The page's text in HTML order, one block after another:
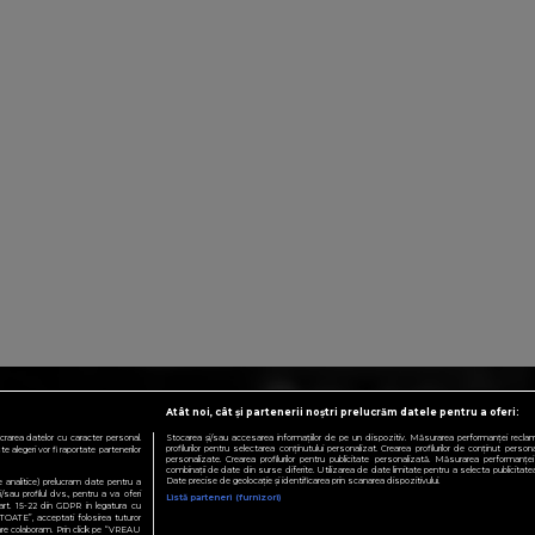
datelor cu caracter personal.
alegeri vor fi raportate partenerilor
prelucram date pentru a
profilul dvs., pentru a va oferi
15-22 din GDPR in legatura cu
TOATE”, acceptati folosirea tuturor
colaboram. Prin click pe “VREAU
Atât noi, cât și partenerii noștri prelucrăm datele pentru a oferi:
Stocarea și/sau accesarea informațiilor de pe un dispozitiv. Măsurarea performanței
profilurilor pentru selectarea conținutului personalizat. Crearea profilurilor de conținut
personalizate. Crearea profilurilor pentru publicitate personalizată. Măsurarea
combinații de date din surse diferite. Utilizarea de date limitate pentru a selecta
Date precise de geolocație și identificarea prin scanarea dispozitivului.
Listă parteneri (furnizori)